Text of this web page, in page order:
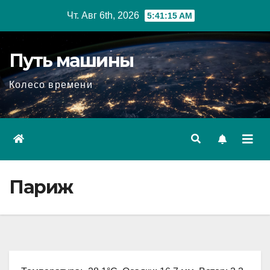
Чт. Авг 6th, 2026 5:41:16 AM
Путь машины
Колесо времени
Париж